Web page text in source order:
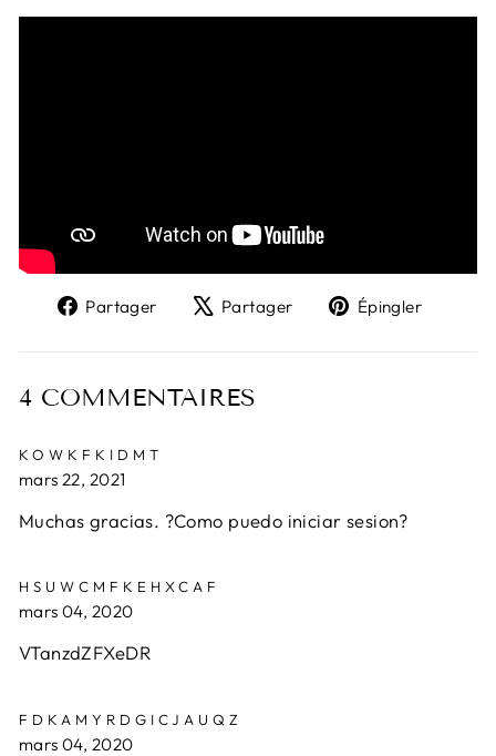
Partager
Partager
Facebook
Partager
Tweeter
X
Épingler
4 COMMENTAIRES
KOWKFKIDMT
mars 22, 2021
Muchas gracias. ?Como puedo iniciar sesion?
HSUWCMFKEHXCAF
mars 04, 2020
VTanzdZFXeDR
FDKAMYRDGICJAUQZ
mars 04, 2020